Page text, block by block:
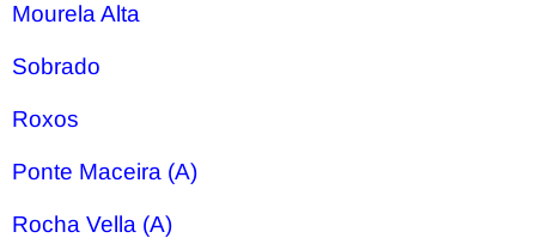
Mourela Alta
Sobrado
Roxos
Ponte Maceira (A)
Rocha Vella (A)